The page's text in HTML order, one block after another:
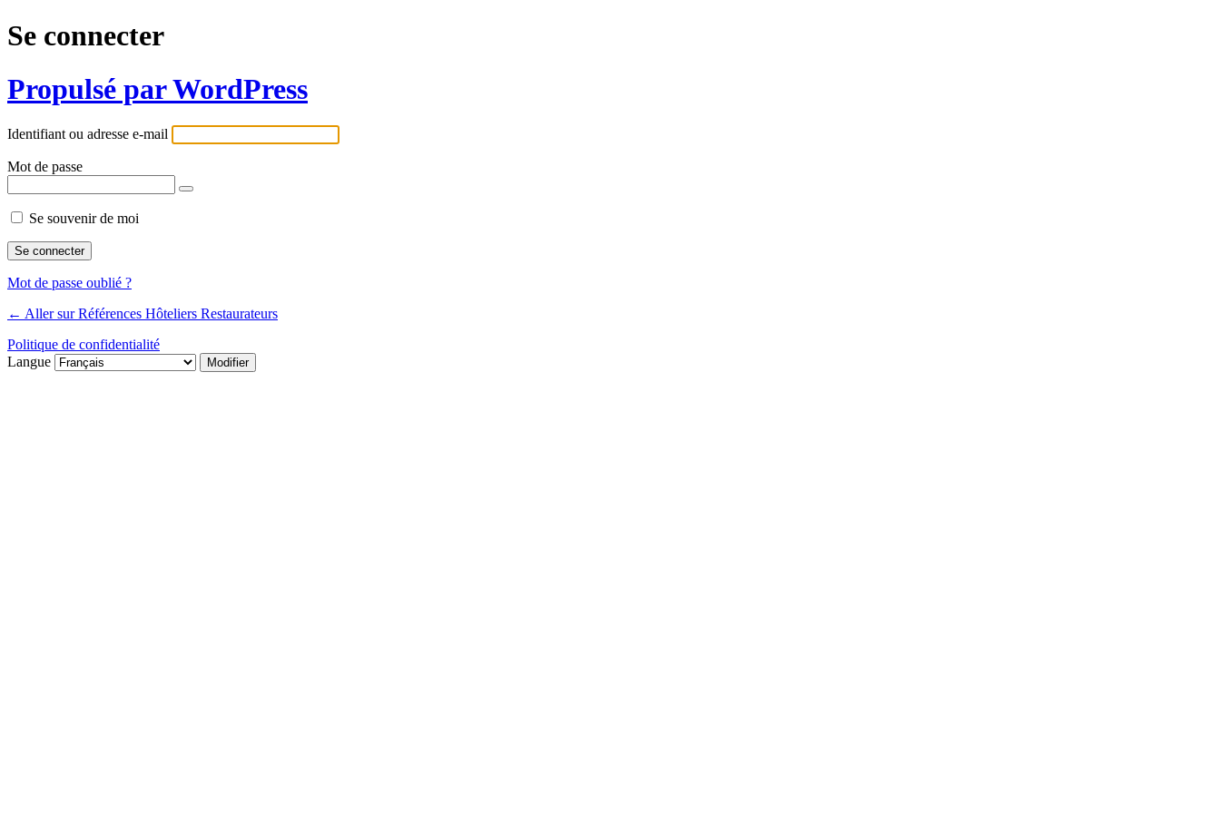
Se connecter
Propulsé par WordPress
Identifiant ou adresse e-mail
Mot de passe
Se souvenir de moi
Mot de passe oublié ?
← Aller sur Références Hôteliers Restaurateurs
Politique de confidentialité
Langue